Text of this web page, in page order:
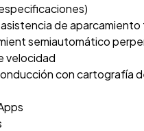
de aparcamiento
semiautomático
velocidad
con cartografía